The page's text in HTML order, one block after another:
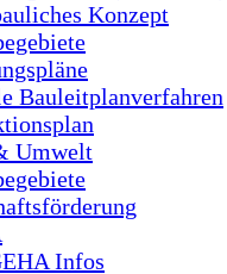
Konzept
Bauleitplanverfahren
Umwelt
Infos